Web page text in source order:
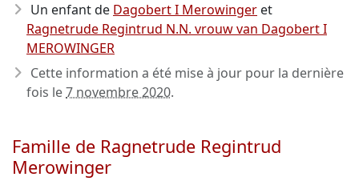
Un enfant de Dagobert I Merowinger et
Ragnetrude Regintrud N.N. vrouw van Dagobert I
MEROWINGER
Cette information a été mise à jour pour la dernière
fois le7 novembre 2020.
Famille de Ragnetrude Regintrud
Merowinger